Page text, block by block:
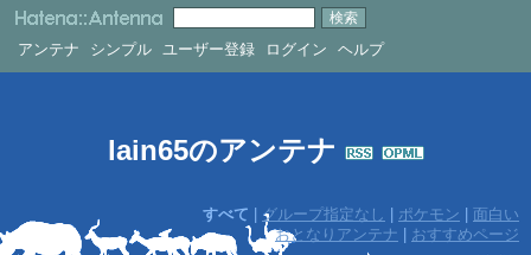
アンテナ シンプル ユーザー登録 ログイン ヘルプ
lain65のアンテナ
すべて グループ指定なし ポケモン
面白い
おとなりアンテナ
おすすめページ